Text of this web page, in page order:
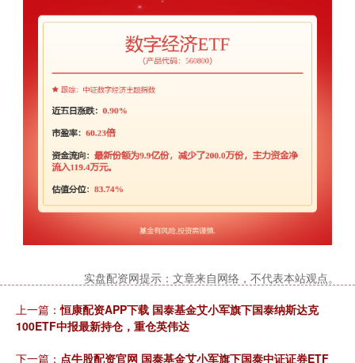
实盘配资网提示：文章来自网络，不代表本站观点。
上一篇：恒康配资APP下载 国泰基金艾小军旗下国泰纳斯达克
100ETF中报最新持仓，重仓英伟达
下一篇： 点牛股配资官网 国泰基金艾小军旗下国泰中证证券ETF